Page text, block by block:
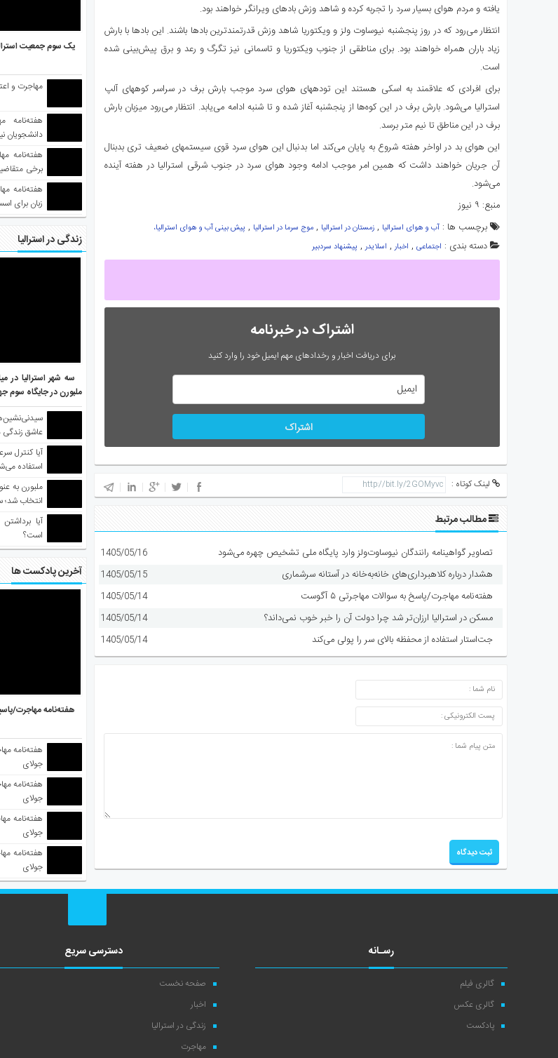
یافته و مردم هوای بسیار سرد را تجربه کرده و شاهد وزش بادهای ویرانگر خواهند بود.
انتظار می‌رود که در روز پنجشنبه نیوساوت ولز و ویکتوریا شاهد وزش قدرتمندترین بادها باشند. این بادها با بارش
زیاد باران همراه خواهند بود. برای مناطقی از جنوب ویکتوریا و تاسمانی نیز تگرگ و رعد و برق پیش‌بینی شده
است.
برای افرادی که علاقمند به اسکی هستند این توده‎های هوای سرد موجب بارش برف در سراسر کوههای آلپ
استرالیا می‌شود. بارش برف در این کوه‌ها از پنجشنبه آغاز شده و تا شنبه ادامه می‌یابد. انتظار می‌رود میزبان بارش
برف در این مناطق تا نیم متر برسد.
این هوای بد در اواخر هفته شروع به پایان می‌کند اما بدنبال این هوای سرد قوی سیستم‎های ضعیف تری بدبنال
آن جریان خواهند داشت که همین امر موجب ادامه وجود هوای سرد در جنوب شرقی استرالیا در هفته آینده
می‌شود.
منبع: ۹ نیوز
برچسب ها : آب و هوای استرالیا , زمستان در استرالیا , موج سرما در استرالیا , پیش بینی آب و هوای استرالیا،
دسته بندی : اجتماعی , اخبار, اسلایدر, پیشنهاد سردبیر
اشتراک در خبرنامه
برای دریافت اخبار و رخدادهای مهم ایمیل خود را وارد کنید
اشتراک
لینک کوتاه :
مطالب مرتبط
تصاویر گواهینامه رانندگان نیوساوت‌ولز وارد پایگاه ملی تشخیص چهره می‌شود 1405/05/16
هشدار درباره کلاهبرداری‌های خانه‌به‌خانه در آستانه سرشماری 1405/05/15
هفته‌نامه مهاجرت/پاسخ به سوالات مهاجرتی ۵ آگوست 1405/05/14
مسکن در استرالیا ارزان‌تر شد چرا دولت آن را خبر خوب نمی‌داند؟ 1405/05/14
جت‌استار استفاده از محفظه بالای سر را پولی می‌کند 1405/05/14
ارسال دیدگاه
یک سوم جمعیت
مهاجرت و
هفته‌نامه
دانشجویان
برخی
واکسینه شده
هفته‌نامه
زبان برای
زندگی در استرالیا
ملبورن در جایگاه سوم
عاشق زندگی
آیا کنترل
استفاده
انتخاب شد؛
آیا
است؟
آخرین پادکست ها
هفته‌نامه مهاجرت/پاسخ
جولای
جولای
جولای
جولای
رسـانه
گالری فیلم
گالری عکس
پادکست
دسترسی سریع
صفحه نخست
اخبار
زندگی در استرالیا
مهاجرت